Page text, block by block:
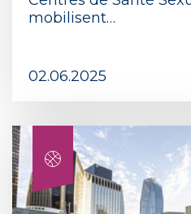
mobilisent…
02.06.2025